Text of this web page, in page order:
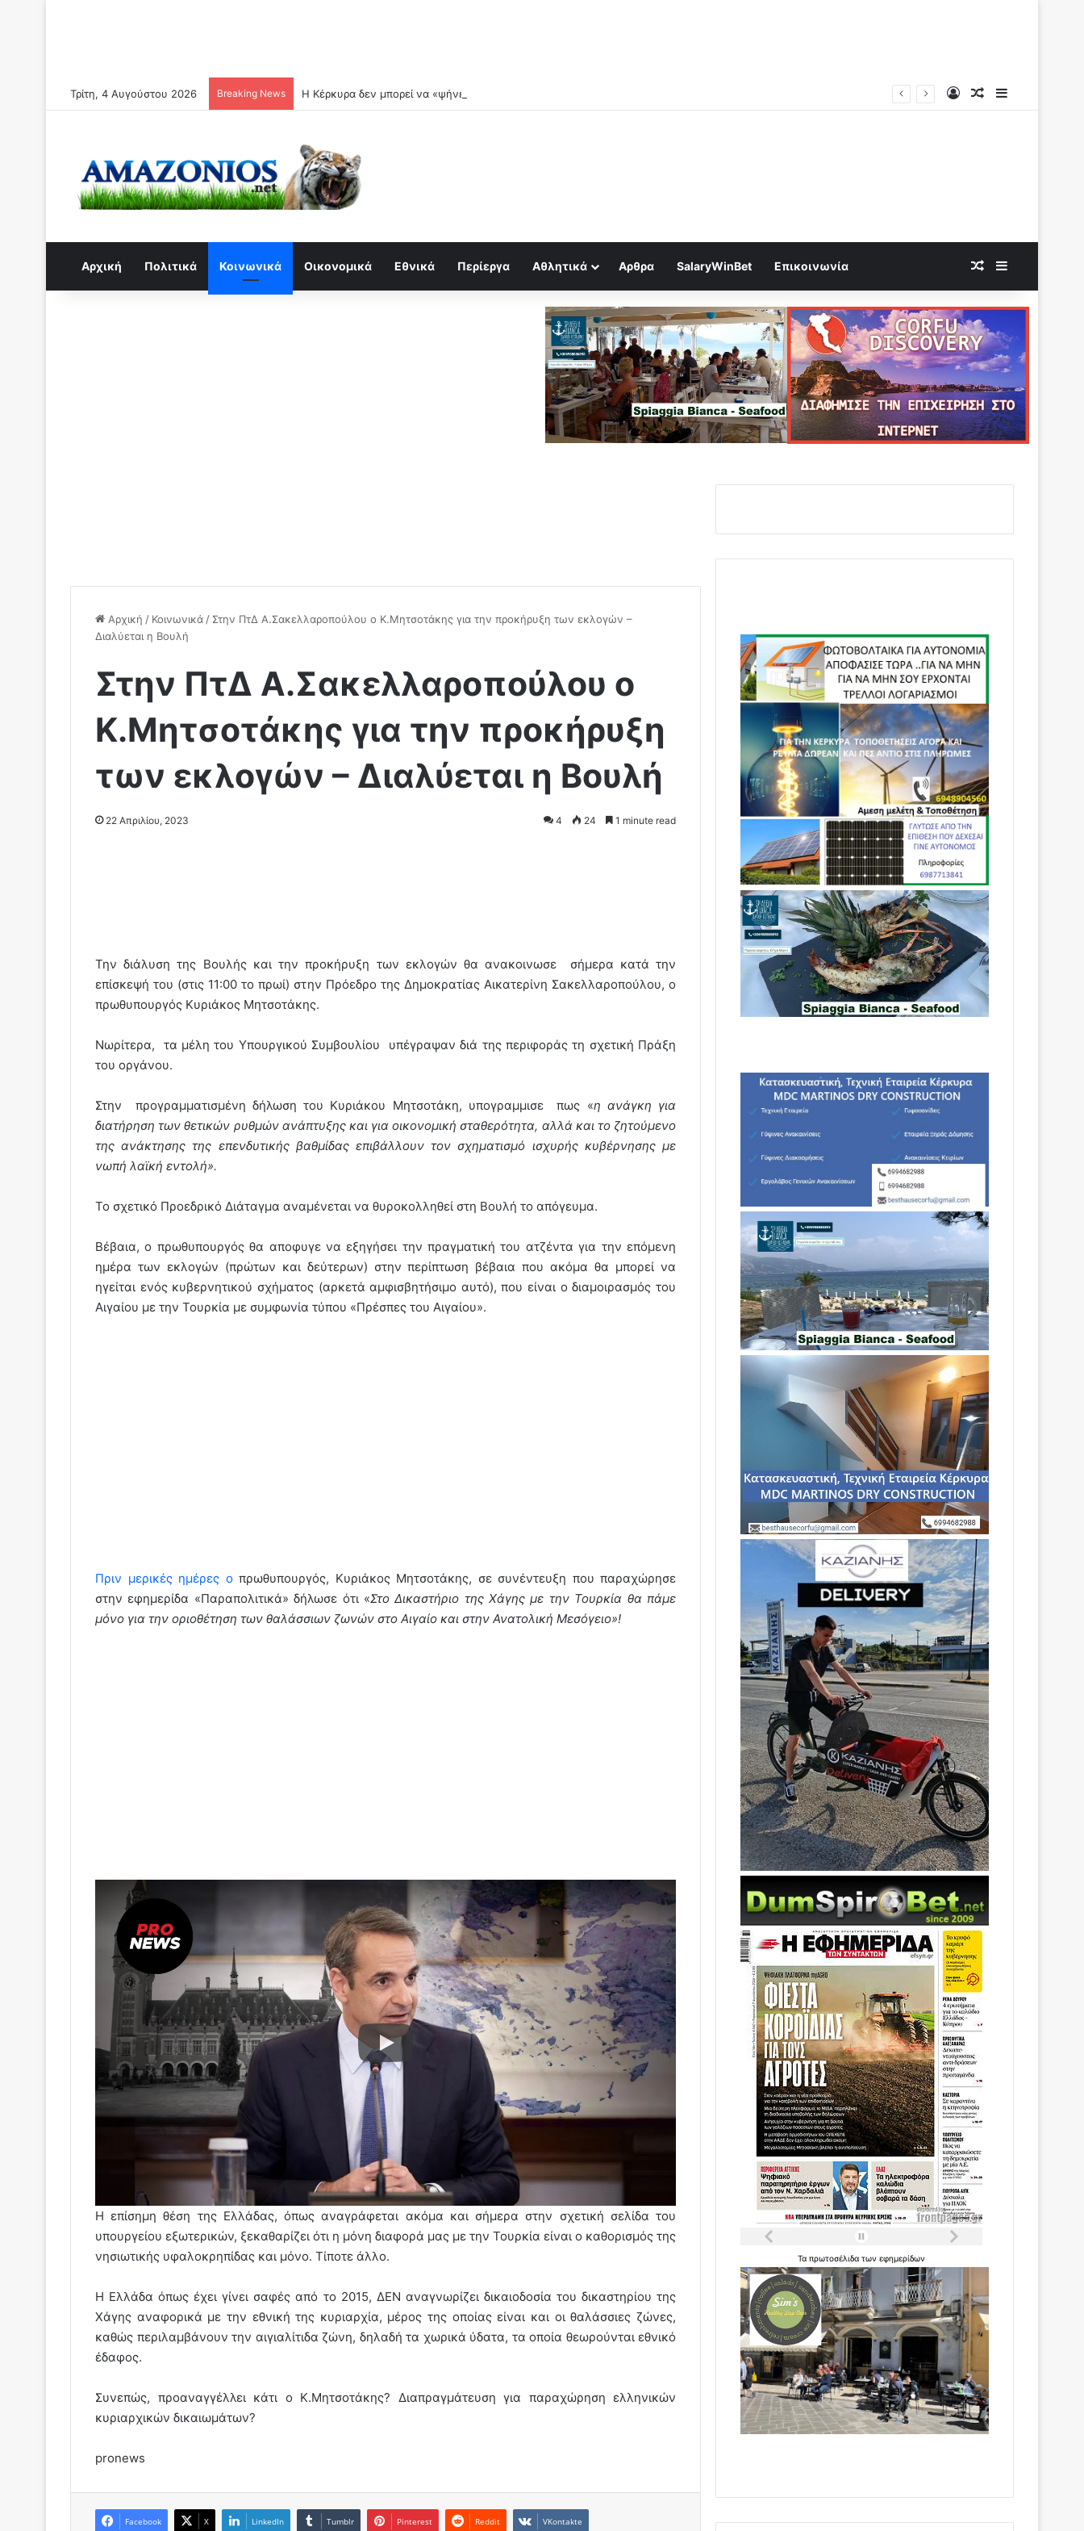
Τρίτη, 4 Αυγούστου 2026 Breaking News Η Κέρκυρα δεν μπορεί να «ψήνεται» στο αεροδρόμιo της κ.Γκίκα Log InRandom Article
Αρχική Πολιτικά Κοινωνικά Οικονομικά Εθνικά Περίεργα Αθλητικά Αρθρα SalaryWinBet Επικοινωνία Random Article
Αρχική / Κοινωνικά / Στην ΠτΔ Α.Σακελλαροπούλου ο Κ.Μητσοτάκης για την προκήρυξη των εκλογών –
Διαλύεται η Βουλή
Στην ΠτΔ Α.Σακελλαροπούλου ο
Κ.Μητσοτάκης για την προκήρυξη
των εκλογών – Διαλύεται η Βουλή
22 Απριλίου, 2023 4 24 1 minute read
Την διάλυση της Βουλής και την προκήρυξη των εκλογών θα ανακοινωσε σήμερα κατά την
επίσκεψή του (στις 11:00 το πρωί) στην Πρόεδρο της Δημοκρατίας Αικατερίνη Σακελλαροπούλου, ο
πρωθυπουργός Κυριάκος Μητσοτάκης.
Νωρίτερα, τα μέλη του Υπουργικού Συμβουλίου υπέγραψαν διά της περιφοράς τη σχετική Πράξη
του οργάνου.
Στην προγραμματισμένη δήλωση του Κυριάκου Μητσοτάκη, υπογραμμισε πως «η ανάγκη για
διατήρηση των θετικών ρυθμών ανάπτυξης και για οικονομική σταθερότητα, αλλά και το ζητούμενο
της ανάκτησης της επενδυτικής βαθμίδας επιβάλλουν τον σχηματισμό ισχυρής κυβέρνησης με
νωπή λαϊκή εντολή».
Το σχετικό Προεδρικό Διάταγμα αναμένεται να θυροκολληθεί στη Βουλή το απόγευμα.
Βέβαια, ο πρωθυπουργός θα αποφυγε να εξηγήσει την πραγματική του ατζέντα για την επόμενη
ημέρα των εκλογών (πρώτων και δεύτερων) στην περίπτωση βέβαια που ακόμα θα μπορεί να
ηγείται ενός κυβερνητικού σχήματος (αρκετά αμφισβητήσιμο αυτό), που είναι ο διαμοιρασμός του
Αιγαίου με την Τουρκία με συμφωνία τύπου «Πρέσπες του Αιγαίου».
Πριν μερικές ημέρες ο πρωθυπουργός, Κυριάκος Μητσοτάκης, σε συνέντευξη που παραχώρησε
στην εφημερίδα «Παραπολιτικά» δήλωσε ότι «Στο Δικαστήριο της Χάγης με την Τουρκία θα πάμε
μόνο για την οριοθέτηση των θαλάσσιων ζωνών στο Αιγαίο και στην Ανατολική Μεσόγειο»!
Η επίσημη θέση της Ελλάδας, όπως αναγράφεται ακόμα και σήμερα στην σχετική σελίδα του
υπουργείου εξωτερικών, ξεκαθαρίζει ότι η μόνη διαφορά μας με την Τουρκία είναι ο καθορισμός της
νησιωτικής υφαλοκρηπίδας και μόνο. Τίποτε άλλο.
Η Ελλάδα όπως έχει γίνει σαφές από το 2015, ΔΕΝ αναγνωρίζει δικαιοδοσία του δικαστηρίου της
Χάγης αναφορικά με την εθνική της κυριαρχία, μέρος της οποίας είναι και οι θαλάσσιες ζώνες,
καθώς περιλαμβάνουν την αιγιαλίτιδα ζώνη, δηλαδή τα χωρικά ύδατα, τα οποία θεωρούνται εθνικό
έδαφος.
Συνεπώς, προαναγγέλλει κάτι ο Κ.Μητσοτάκης? Διαπραγμάτευση για παραχώρηση ελληνικών
κυριαρχικών δικαιωμάτων?
pronews
Facebook X LinkedIn Tumblr Pinterest Reddit VKontakte
Ταπρωτοσέλιδατωνεφημερίδων